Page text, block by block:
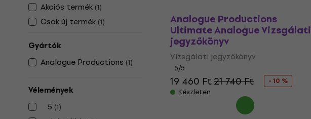
Akciós termék (1)
Csak új termék (1)
Gyártók
Analogue Productions (1)
Vélemények
5 (1)
Analogue Productions
Ultimate Analogue Vizsgálati
jegyzőkönyv
Vizsgálati jegyzőkönyv
5/5
19 460 Ft21 740 Ft
- 10 %
Készleten